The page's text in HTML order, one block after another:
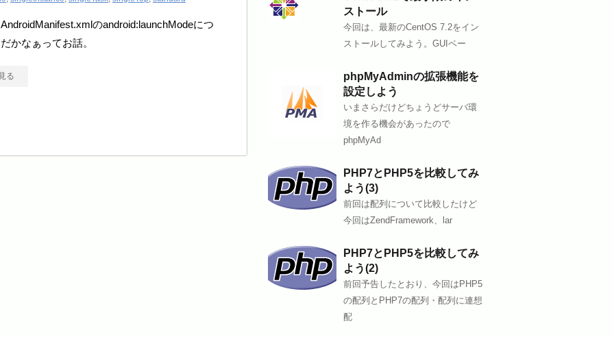
のandroid:launchModeにつ
かなぁってお話。
る
ストール
今回は、最新のCentOS 7.2をイン
ストールしてみよう。GUIベー
phpMyAdminの拡張機能を
設定しよう
いまさらだけどちょうどサーバ環
境を作る機会があったので
phpMyAd
PHP7とPHP5を比較してみ
よう(3)
前回は配列について比較したけど
今回はZendFramework、lar
PHP7とPHP5を比較してみ
よう(2)
前回予告したとおり、今回はPHP5
の配列とPHP7の配列・配列に連想
配